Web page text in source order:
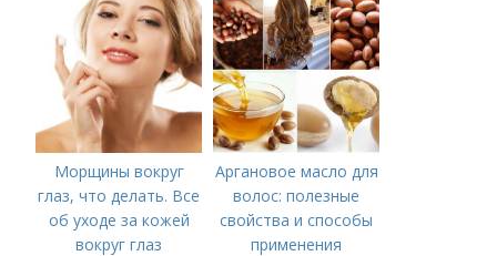
Морщины вокруг
глаз, что делать. Все
об уходе за кожей
вокруг глаз
Аргановое масло для
волос: полезные
свойства и способы
применения